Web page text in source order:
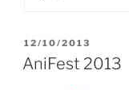
PUBLICADO
EL
12/10/2013
AniFest 2013